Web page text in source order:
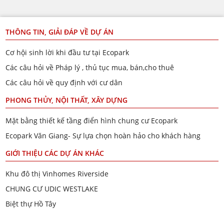
THÔNG TIN, GIẢI ĐÁP VỀ DỰ ÁN
Cơ hội sinh lời khi đầu tư tại Ecopark
Các câu hỏi về Pháp lý , thủ tục mua, bán,cho thuê
Các câu hỏi về quy định với cư dân
PHONG THỦY, NỘI THẤT, XÂY DỰNG
Mặt bằng thiết kế tầng điển hình chung cư Ecopark
Ecopark Văn Giang- Sự lựa chọn hoàn hảo cho khách hàng
GIỚI THIỆU CÁC DỰ ÁN KHÁC
Khu đô thị Vinhomes Riverside
CHUNG CƯ UDIC WESTLAKE
Biệt thự Hồ Tây